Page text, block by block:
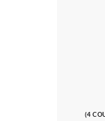
(4